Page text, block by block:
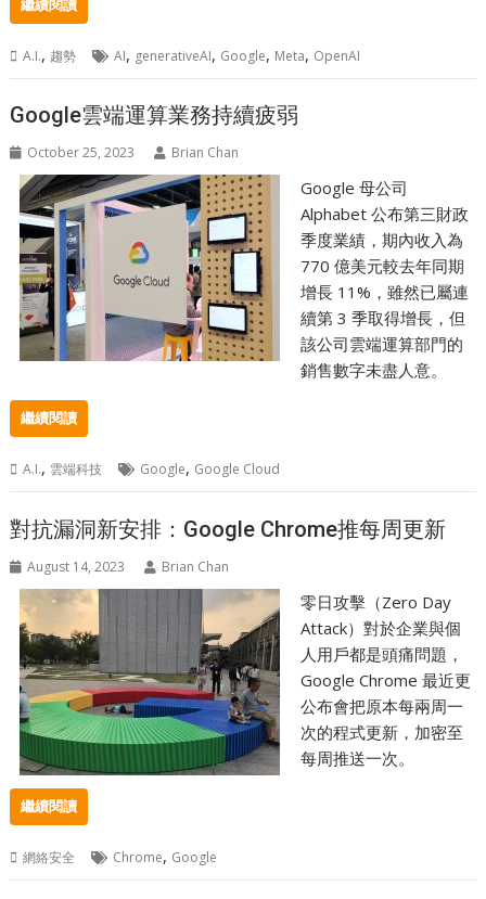
繼續閱讀
A.I., 趨勢 AI, generativeAI, Google, Meta, OpenAI
Google雲端運算業務持續疲弱
October 25, 2023 Brian Chan
Google 母公司
Alphabet 公布第三財政
季度業績，期內收入為
770 億美元較去年同期
增長 11%，雖然已屬連
續第 3 季取得增長，但
該公司雲端運算部門的
銷售數字未盡人意。
繼續閱讀
A.I., 雲端科技 Google, Google Cloud
對抗漏洞新安排：Google Chrome推每周更新
August 14, 2023 Brian Chan
零日攻擊（Zero Day
Attack）對於企業與個
人用戶都是頭痛問題，
Google Chrome 最近更
公布會把原本每兩周一
次的程式更新，加密至
每周推送一次。
繼續閱讀
網絡安全 Chrome, Google